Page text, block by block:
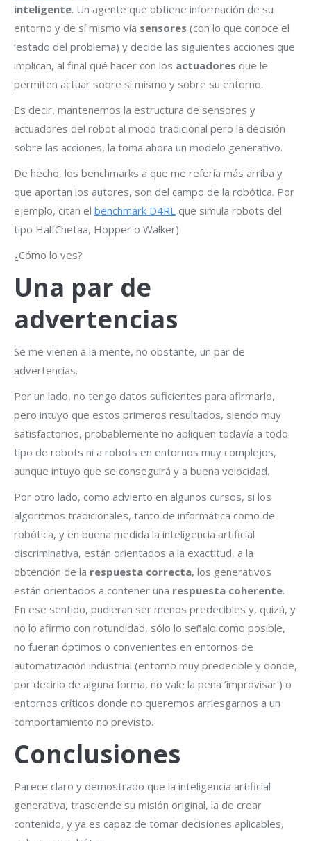
inteligente. Un agente que obtiene información de su
entorno y de sí mismo vía sensores (con lo que conoce el
‘estado del problema) y decide las siguientes acciones que
implican, al final qué hacer con los actuadores que le
permiten actuar sobre sí mismo y sobre su entorno.
Es decir, mantenemos la estructura de sensores y
actuadores del robot al modo tradicional pero la decisión
sobre las acciones, la toma ahora un modelo generativo.
De hecho, los benchmarks a que me refería más arriba y
que aportan los autores, son del campo de la robótica. Por
ejemplo, citan el benchmark D4RL que simula robots del
tipo HalfChetaa, Hopper o Walker)
¿Cómo lo ves?
Una par de
advertencias
Se me vienen a la mente, no obstante, un par de
advertencias.
Por un lado, no tengo datos suficientes para afirmarlo,
pero intuyo que estos primeros resultados, siendo muy
satisfactorios, probablemente no apliquen todavía a todo
tipo de robots ni a robots en entornos muy complejos,
aunque intuyo que se conseguirá y a buena velocidad.
Por otro lado, como advierto en algunos cursos, si los
algoritmos tradicionales, tanto de informática como de
robótica, y en buena medida la inteligencia artificial
discriminativa, están orientados a la exactitud, a la
obtención de la respuesta correcta, los generativos
están orientados a contener una respuesta coherente.
En ese sentido, pudieran ser menos predecibles y, quizá, y
no lo afirmo con rotundidad, sólo lo señalo como posible,
no fueran óptimos o convenientes en entornos de
automatización industrial (entorno muy predecible y donde,
por decirlo de alguna forma, no vale la pena ‘improvisar’) o
entornos críticos donde no queremos arriesgarnos a un
comportamiento no previsto.
Conclusiones
Parece claro y demostrado que la inteligencia artificial
generativa, trasciende su misión original, la de crear
contenido, y ya es capaz de tomar decisiones aplicables,